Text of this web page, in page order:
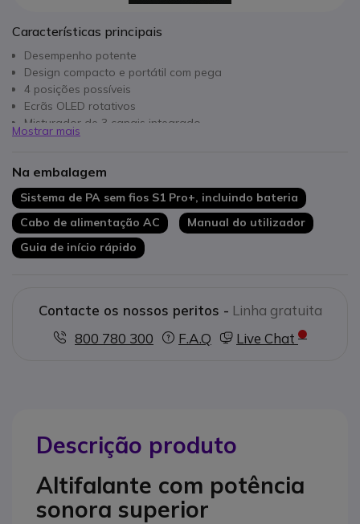
Características principais
Desempenho potente
Design compacto e portátil com pega
4 posições possíveis
Ecrãs OLED rotativos
Misturador de 3 canais integrado
Autonomia até 11h
Controlo com a aplicação Bose Music
Acessórios sem fios opcionais
Mostrar mais
Na embalagem
Sistema de PA sem fios S1 Pro+, incluindo bateria
Cabo de alimentação AC
Manual do utilizador
Guia de início rápido
Contacte os nossos peritos - Linha gratuita
800 780 300
F.A.Q Live Chat
Descrição produto
Altifalante com potência
sonora superior